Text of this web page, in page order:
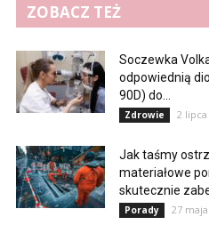
ZOBACZ TEŻ
Soczewka
odpowiednią
90D) do...
Zdrowie 2 lipca
Jak taśmy
materiałowe
skutecznie
Porady 27